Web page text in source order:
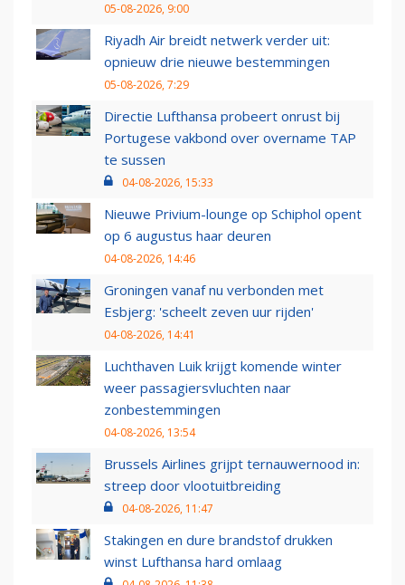
05-08-2026, 9:00
Riyadh Air breidt netwerk verder uit:
opnieuw drie nieuwe bestemmingen
05-08-2026, 7:29
Directie Lufthansa probeert onrust bij
Portugese vakbond over overname TAP
te sussen
04-08-2026, 15:33
Nieuwe Privium-lounge op Schiphol opent
op 6 augustus haar deuren
04-08-2026, 14:46
Groningen vanaf nu verbonden met
Esbjerg: 'scheelt zeven uur rijden'
04-08-2026, 14:41
Luchthaven Luik krijgt komende winter
weer passagiersvluchten naar
zonbestemmingen
04-08-2026, 13:54
Brussels Airlines grijpt ternauwernood in:
streep door vlootuitbreiding
04-08-2026, 11:47
Stakingen en dure brandstof drukken
winst Lufthansa hard omlaag